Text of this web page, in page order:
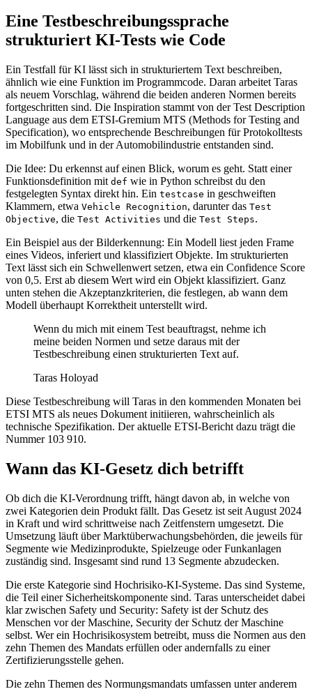
Eine Testbeschreibungssprache
strukturiert KI-Tests wie Code
Ein Testfall für KI lässt sich in strukturiertem Text beschreiben,
ähnlich wie eine Funktion im Programmcode. Daran arbeitet Taras
als neuem Vorschlag, während die beiden anderen Normen bereits
fortgeschritten sind. Die Inspiration stammt von der Test Description
Language aus dem ETSI-Gremium MTS (Methods for Testing and
Specification), wo entsprechende Beschreibungen für Protokolltests
im Mobilfunk und in der Automobilindustrie entstanden sind.
Die Idee: Du erkennst auf einen Blick, worum es geht. Statt einer
Funktionsdefinition mit def wie in Python schreibst du den
festgelegten Syntax direkt hin. Ein testcase in geschweiften
Klammern, etwa Vehicle Recognition, darunter das Test
Objective, die Test Activities und die Test Steps.
Ein Beispiel aus der Bilderkennung: Ein Modell liest jeden Frame
eines Videos, inferiert und klassifiziert Objekte. Im strukturierten
Text lässt sich ein Schwellenwert setzen, etwa ein Confidence Score
von 0,5. Erst ab diesem Wert wird ein Objekt klassifiziert. Ganz
unten stehen die Akzeptanzkriterien, die festlegen, ab wann dem
Modell überhaupt Korrektheit unterstellt wird.
Wenn du mich mit einem Test beauftragst, nehme ich
meine beiden Normen und setze daraus mit der
Testbeschreibung einen strukturierten Text auf.
Taras Holoyad
Diese Testbeschreibung will Taras in den kommenden Monaten bei
ETSI MTS als neues Dokument initiieren, wahrscheinlich als
technische Spezifikation. Der aktuelle ETSI-Bericht dazu trägt die
Nummer 103 910.
Wann das KI-Gesetz dich betrifft
Ob dich die KI-Verordnung trifft, hängt davon ab, in welche von
zwei Kategorien dein Produkt fällt. Das Gesetz ist seit August 2024
in Kraft und wird schrittweise nach Zeitfenstern umgesetzt. Die
Umsetzung läuft über Marktüberwachungsbehörden, die jeweils für
Segmente wie Medizinprodukte, Spielzeuge oder Funkanlagen
zuständig sind. Insgesamt sind rund 13 Segmente abzudecken.
Die erste Kategorie sind Hochrisiko-KI-Systeme. Das sind Systeme,
die Teil einer Sicherheitskomponente sind. Taras unterscheidet dabei
klar zwischen Safety und Security: Safety ist der Schutz des
Menschen vor der Maschine, Security der Schutz der Maschine
selbst. Wer ein Hochrisikosystem betreibt, muss die Normen aus den
zehn Themen des Mandats erfüllen oder andernfalls zu einer
Zertifizierungsstelle gehen.
Die zehn Themen des Normungsmandats umfassen unter anderem